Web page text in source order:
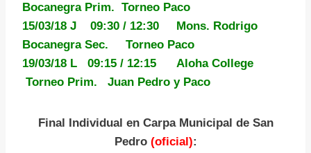
Bocanegra Prim. Torneo Paco
15/03/18 J 09:30 / 12:30 Mons. Rodrigo
Bocanegra Sec. Torneo Paco
19/03/18 L 09:15 / 12:15 Aloha College
Torneo Prim. Juan Pedro y Paco
Final Individual en Carpa Municipal de San
Pedro (oficial):